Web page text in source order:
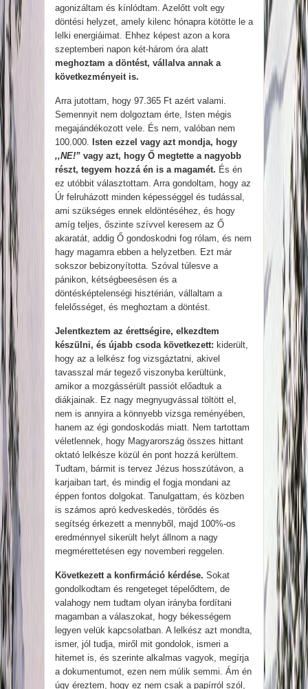
agonizáltam és kínlódtam. Azelőtt volt egy
döntési helyzet, amely kilenc hónapra kötötte le a
lelki energiáimat. Ehhez képest azon a kora
szeptemberi napon két-három óra alatt
meghoztam a döntést, vállalva annak a
következményeit is.
Arra jutottam, hogy 97.365 Ft azért valami.
Semennyit nem dolgoztam érte, Isten mégis
megajándékozott vele. És nem, valóban nem
100.000. Isten ezzel vagy azt mondja, hogy
,,NE!” vagy azt, hogy Ő megtette a nagyobb
részt, tegyem hozzá én is a magamét. És én
ez utóbbit választottam. Arra gondoltam, hogy az
Úr felruházott minden képességgel és tudással,
ami szükséges ennek eldöntéséhez, és hogy
amíg teljes, őszinte szívvel keresem az Ő
akaratát, addig Ő gondoskodni fog rólam, és nem
hagy magamra ebben a helyzetben. Ezt már
sokszor bebizonyította. Szóval túlesve a
pánikon, kétségbeesésen és a
döntésképtelenségi hisztérián, vállaltam a
felelősséget, és meghoztam a döntést.
Jelentkeztem az érettségire, elkezdtem
készülni, és újabb csoda következett: kiderült,
hogy az a lelkész fog vizsgáztatni, akivel
tavasszal már tegező viszonyba kerültünk,
amikor a mozgássérült passiót előadtuk a
diákjainak. Ez nagy megnyugvással töltött el,
nem is annyira a könnyebb vizsga reményében,
hanem az égi gondoskodás miatt. Nem tartottam
véletlennek, hogy Magyarország összes hittant
oktató lelkésze közül én pont hozzá kerültem.
Tudtam, bármit is tervez Jézus hosszútávon, a
karjaiban tart, és mindig el fogja mondani az
éppen fontos dolgokat. Tanulgattam, és közben
is számos apró kedveskedés, törődés és
segítség érkezett a mennyből, majd 100%-os
eredménnyel sikerült helyt állnom a nagy
megmérettetésen egy novemberi reggelen.
Következett a konfirmáció kérdése. Sokat
gondolkodtam és rengeteget tépelődtem, de
valahogy nem tudtam olyan irányba fordítani
magamban a válaszokat, hogy békességem
legyen velük kapcsolatban. A lelkész azt mondta,
ismer, jól tudja, miről mit gondolok, ismeri a
hitemet is, és szerinte alkalmas vagyok, megírja
a dokumentumot, ezen nem múlik semmi. Ám én
úgy éreztem, hogy ez nem csak a papírról szól,